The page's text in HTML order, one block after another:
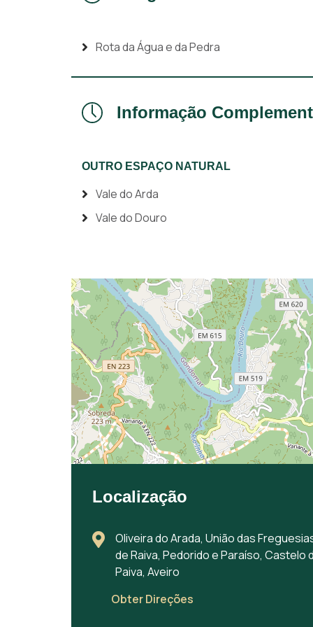
Rota da Água e da Pedra
Informação
OUTRO ESPAÇO NATURAL
Vale do Arda
Vale do Douro
Localização
Oliveira do Arada, União das
de Raiva, Pedorido e Paraíso, Castelo
Paiva, Aveiro
Obter Direções